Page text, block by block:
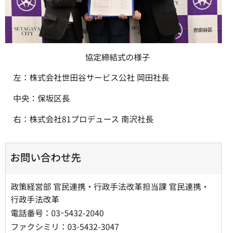
協定締結式の様子
左：株式会社世田谷サービス公社 岡田社長
中央：保坂区長
右：株式会社81プロデュース 南沢社長
お問い合わせ先
政策経営部 官民連携・行政手法改革担当課 官民連携・
行政手法改革
電話番号：03ｰ5432-2040
ファクシミリ：03-5432-3047